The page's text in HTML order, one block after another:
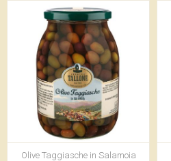
Olive Taggiasche in Salamoia